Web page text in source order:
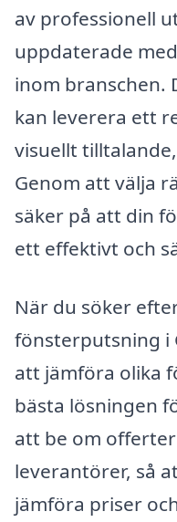
av professionell
uppdaterade
inom branschen.
kan leverera ett
visuellt
Genom att välja
säker på att din
ett effektivt och
När du söker
fönsterputsning i
att jämföra olika
bästa lösningen
att be om
leverantörer, så
jämföra priser